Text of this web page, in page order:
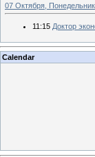
07 Октября, Понедельник
11:15 Доктор
Calendar